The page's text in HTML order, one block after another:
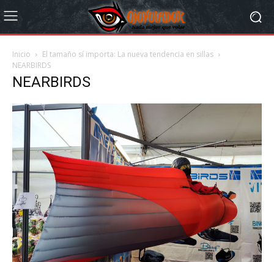
Inicio
El tamaño sí importa: La nueva tendencia en sillas
NEARBIRDS
NEARBIRDS